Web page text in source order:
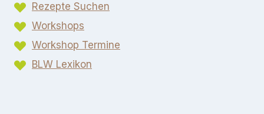
Rezepte Suchen
Workshops
Workshop Termine
BLW Lexikon​